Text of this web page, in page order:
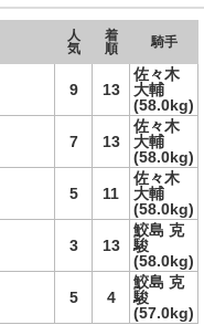
人
気
着
順
騎手
9 13
佐々木
大輔
(58.0kg)
7 13
佐々木
大輔
(58.0kg)
5 11
佐々木
大輔
(58.0kg)
3 13
鮫島 克
駿
(58.0kg)
5 4
鮫島 克
駿
(57.0kg)